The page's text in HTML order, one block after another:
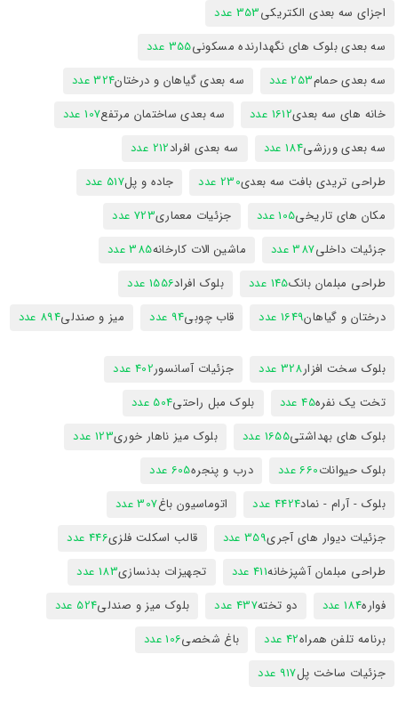
اجزای سه بعدی الکتریکی353 عدد
سه بعدی بلوک های نگهدارنده مسکونی355 عدد
سه بعدی حمام253 عدد سه بعدی گیاهان و درختان324 عدد
خانه های سه بعدی1612 عدد سه بعدی ساختمان مرتفع107 عدد
سه بعدی ورزشی184 عدد سه بعدی افراد212 عدد
طراحی تریدی بافت سه بعدی230 عدد جاده و پل517 عدد
مکان های تاریخی105 عدد جزئیات معماری723 عدد
جزئیات داخلی387 عدد ماشین الات کارخانه385 عدد
طراحی مبلمان بانک145 عدد بلوک افراد1556 عدد
درختان و گیاهان1649 عدد قاب چوبی94 عدد میز و صندلی894 عدد
بلوک سخت افزار328 عدد جزئیات آسانسور402 عدد
تخت یک نفره45 عدد بلوک مبل راحتی504 عدد
بلوک های بهداشتی1655 عدد بلوک میز ناهار خوری123 عدد
بلوک حیوانات660 عدد درب و پنجره605 عدد
بلوک - آرام - نماد4424 عدد اتوماسیون باغ307 عدد
جزئیات دیوار های آجری359 عدد قالب اسکلت فلزی446 عدد
طراحی مبلمان آشپزخانه411 عدد تجهیزات بدنسازی183 عدد
فواره184 عدد دو تخته437 عدد بلوک میز و صندلی524 عدد
برنامه تلفن همراه42 عدد باغ شخصی106 عدد
جزئیات ساخت پل917 عدد